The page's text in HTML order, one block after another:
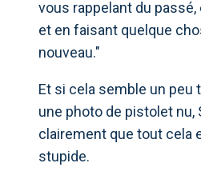
vous rappelant du
et en faisant quelque
nouveau."
Et si cela semble un peu
une photo de pistolet
clairement que tout cela
stupide.